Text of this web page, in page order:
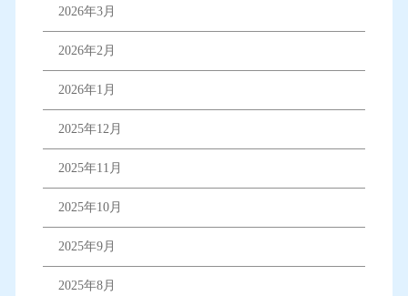
2026年3月
2026年2月
2026年1月
2025年12月
2025年11月
2025年10月
2025年9月
2025年8月